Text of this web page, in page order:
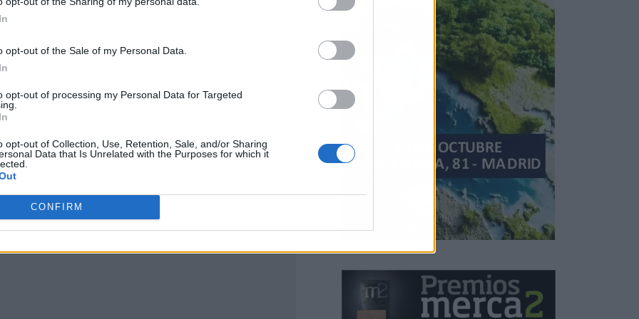
opt-out of the Sale of my Personal Data.
opt-out of processing my Personal Data for Targeted
opt-out of Collection, Use, Retention, Sale, and/or Sharing
Data that Is Unrelated with the Purposes for which it
CONFIRM
uonline, actualizado cada semana.
Rebs respecto a otras instituciones?
y directivos del sector Inmobiliario, que tras
a las siguientes, continúan compartiendo
él aula, creando unmarketplacecircular .
Business School?